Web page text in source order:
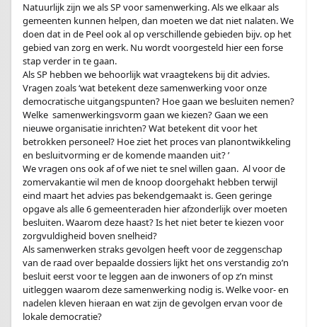
Natuurlijk zijn we als SP voor samenwerking. Als we elkaar als
gemeenten kunnen helpen, dan moeten we dat niet nalaten. We
doen dat in de Peel ook al op verschillende gebieden bijv. op het
gebied van zorg en werk. Nu wordt voorgesteld hier een forse
stap verder in te gaan.
Als SP hebben we behoorlijk wat vraagtekens bij dit advies.
Vragen zoals ‘wat betekent deze samenwerking voor onze
democratische uitgangspunten? Hoe gaan we besluiten nemen?
Welke samenwerkingsvorm gaan we kiezen? Gaan we een
nieuwe organisatie inrichten? Wat betekent dit voor het
betrokken personeel? Hoe ziet het proces van planontwikkeling
en besluitvorming er de komende maanden uit? ’
We vragen ons ook af of we niet te snel willen gaan. Al voor de
zomervakantie wil men de knoop doorgehakt hebben terwijl
eind maart het advies pas bekendgemaakt is. Geen geringe
opgave als alle 6 gemeenteraden hier afzonderlijk over moeten
besluiten. Waarom deze haast? Is het niet beter te kiezen voor
zorgvuldigheid boven snelheid?
Als samenwerken straks gevolgen heeft voor de zeggenschap
van de raad over bepaalde dossiers lijkt het ons verstandig zo’n
besluit eerst voor te leggen aan de inwoners of op z’n minst
uitleggen waarom deze samenwerking nodig is. Welke voor- en
nadelen kleven hieraan en wat zijn de gevolgen ervan voor de
lokale democratie?